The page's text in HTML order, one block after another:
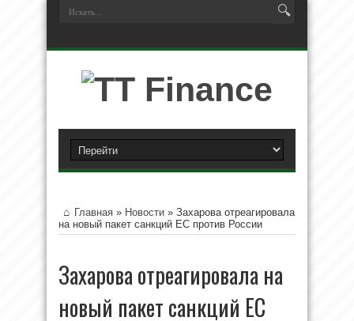
Главная » Новости » Захарова отреагировала
на новый пакет санкций ЕС против России
Захарова отреагировала на
новый пакет санкций ЕС